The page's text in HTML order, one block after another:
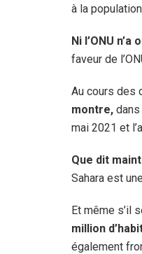
à la
Ni l’ONU
faveur de
Au cours des
montre,
mai 2021 et
Que dit
Sahara est
Et même s’il
million
également